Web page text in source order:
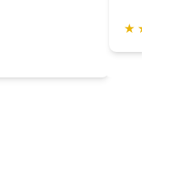
★ ★